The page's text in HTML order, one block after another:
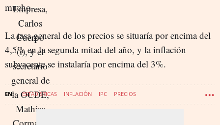
mucho.
La tasa general de los precios se situaría por encima del
4,5% en la segunda mitad del año, y la inflación
subyacente se instalaría por encima del 3%.
ESTADÍSTICAS INFLACIÓN IPC PRECIOS